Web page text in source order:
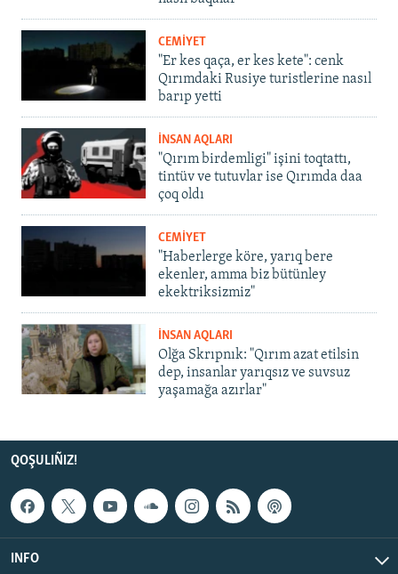
CEMİYET
"Er kes qaça, er kes kete": cenk
Qırımdaki Rusiye turistlerine nasıl
barıp yetti
İNSAN AQLARI
"Qırım birdemligi" işini toqtattı,
tintüv ve tutuvlar ise Qırımda daa
çoq oldı
CEMİYET
"Haberlerge köre, yarıq bere
ekenler, amma biz bütünley
ekektriksizmiz"
İNSAN AQLARI
Olğa Skrıpnık: "Qırım azat etilsin
dep, insanlar yarıqsız ve suvsuz
yaşamağa azırlar"
QOŞULIÑIZ!
INFO